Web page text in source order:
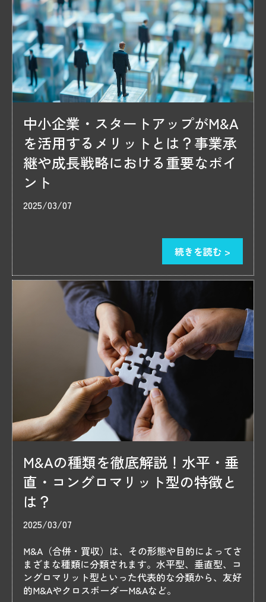
中小企業・スタートアップがM&A
を活用するメリットとは？事業承
継や成長戦略における重要なポイ
ント
2025/03/07
続きを読む >
M&Aの種類を徹底解説！水平・垂
直・コングロマリット型の特徴と
は？
2025/03/07
M&A（合併・買収）は、その形態や目的によってさ
まざまな種類に分類されます。水平型、垂直型、コ
ングロマリット型といった代表的な分類から、友好
的M&AやクロスボーダーM&Aなど。